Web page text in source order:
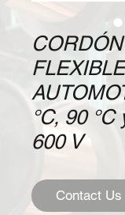
CORDÓN
FLEXIBLE
°C, 90 °C
600 V
Contact